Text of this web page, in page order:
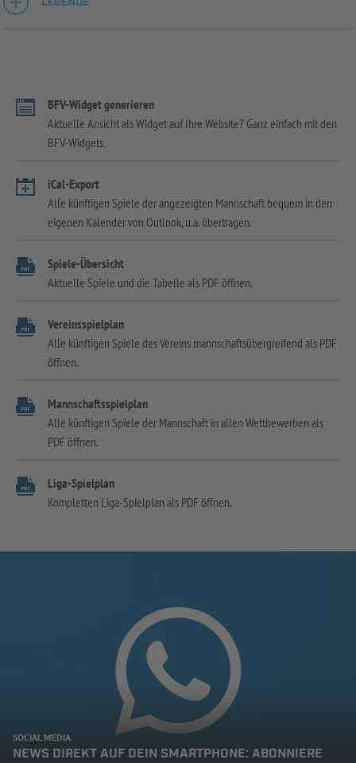
BFV-Widget generieren
Aktuelle Ansicht als Widget auf Ihre Website? Ganz einfach mit den
BFV-Widgets.
iCal-Export
Alle künftigen Spiele der angezeigten Mannschaft bequem in den
eigenen Kalender von Outlook, u.a. übertragen.
Spiele-Übersicht
Aktuelle Spiele und die Tabelle als PDF öffnen.
Vereinsspielplan
Alle künftigen Spiele des Vereins mannschaftsübergreifend als PDF
öffnen.
Mannschaftsspielplan
Alle künftigen Spiele der Mannschaft in allen Wettbewerben als
PDF öffnen.
Liga-Spielplan
Kompletten Liga-Spielplan als PDF öffnen.
SOCIAL MEDIA
NEWS DIREKT AUF DEIN SMARTPHONE: ABONNIERE